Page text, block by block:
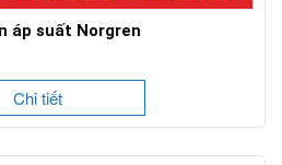
áp suất Norgren
Chi tiết